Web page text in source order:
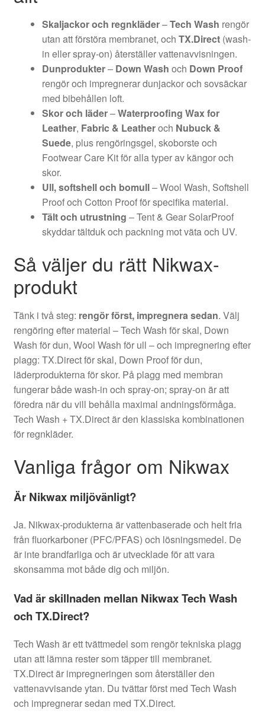
Skaljackor och regnkläder–Tech Wash rengör
utan att förstöra membranet, och TX.Direct(wash-
in eller spray-on) återställer vattenavvisningen.
Dunprodukter– Down Wash och Down Proof
rengör och impregnerar dunjackor och sovsäckar
med bibehållen loft.
Skor och läder–Waterproofing Wax for
Leather, Fabric & Leatheroch Nubuck &
Suede, plus rengöringsgel, skoborste och
Footwear Care Kit för alla typer av kängor och
skor.
Ull, softshell och bomull– Wool Wash, Softshell
Proof och Cotton Proof för specifika material.
Tält och utrustning – Tent & Gear SolarProof
skyddar tältduk och packning mot väta och UV.
Så väljer du rätt Nikwax-
produkt
Tänk i två steg: rengör först, impregnera sedan. Välj
rengöring efter material – Tech Wash för skal, Down
Wash för dun, Wool Wash för ull – och impregnering efter
plagg: TX.Direct för skal, Down Proof för dun,
läderprodukterna för skor. På plagg med membran
fungerar både wash-in och spray-on; spray-on är att
föredra när du vill behålla maximal andningsförmåga.
Tech Wash + TX.Direct är den klassiska kombinationen
för regnkläder.
Vanliga frågor om Nikwax
Är Nikwax miljövänligt?
Ja. Nikwax-produkterna är vattenbaserade och helt fria
från fluorkarboner (PFC/PFAS) och lösningsmedel. De
är inte brandfarliga och är utvecklade för att vara
skonsamma mot både dig och miljön.
Vad är skillnaden mellan Nikwax Tech Wash
och TX.Direct?
Tech Wash är ett tvättmedel som rengör tekniska plagg
utan att lämna rester som täpper till membranet.
TX.Direct är impregneringen som återställer den
vattenavvisande ytan. Du tvättar först med Tech Wash
och impregnerar sedan med TX.Direct.